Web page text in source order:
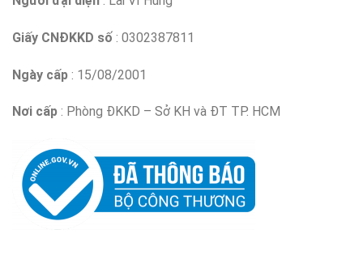
Giấy CNĐKKD số : 0302387811
Ngày cấp : 15/08/2001
Nơi cấp : Phòng ĐKKD – Sở KH và ĐT TP. HCM